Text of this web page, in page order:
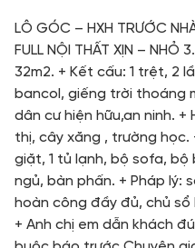
LÔ GÓC – HXH TRƯỚC
FULL NỘI THẤT XỊN –
32m2. + Kết cấu: 1 trệt, 2
bancol, giếng trời thoáng
dân cư hiện hữu,an ninh. +
thị, cây xăng , trường học.
giặt, 1 tủ lạnh, bộ sofa, bộ
ngủ, bàn phấn. + Pháp lý:
hoàn công đầy đủ, chủ
+ Anh chị em dẫn khách